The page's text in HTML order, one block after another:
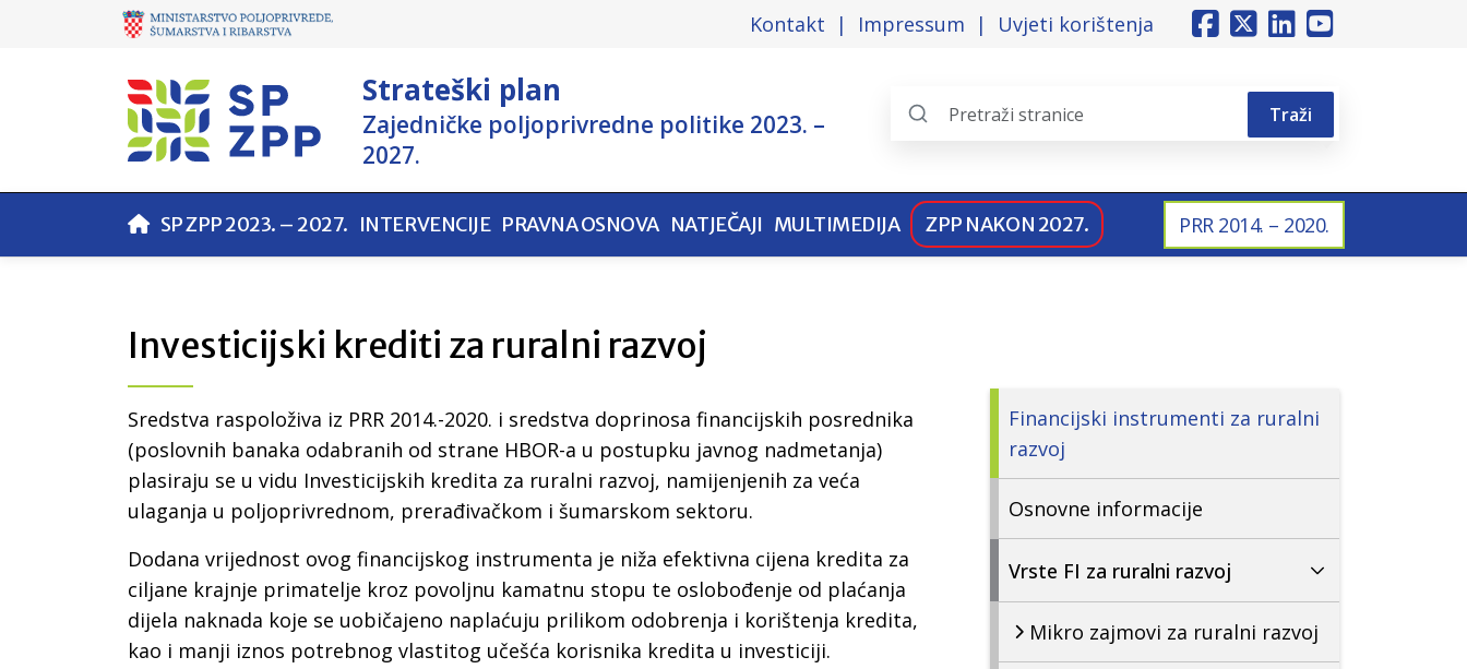
Kontakt Impressum Uvjeti korištenja
Strateški plan
Zajedničke poljoprivredne politike 2023. –
2027.
Search
pages
Traži
SP ZPP 2023. – 2027. INTERVENCIJE PRAVNA OSNOVA NATJEČAJI MULTIMEDIJA ZPP NAKON 2027. PRR 2014. – 2020.
Investicijski krediti za ruralni razvoj
Sredstva raspoloživa iz PRR 2014.-2020. i sredstva doprinosa financijskih posrednika
(poslovnih banaka odabranih od strane HBOR-a u postupku javnog nadmetanja)
plasiraju se u vidu Investicijskih kredita za ruralni razvoj, namijenjenih za veća
ulaganja u poljoprivrednom, prerađivačkom i šumarskom sektoru.
Dodana vrijednost ovog financijskog instrumenta je niža efektivna cijena kredita za
ciljane krajnje primatelje kroz povoljnu kamatnu stopu te oslobođenje od plaćanja
dijela naknada koje se uobičajeno naplaćuju prilikom odobrenja i korištenja kredita,
kao i manji iznos potrebnog vlastitog učešća korisnika kredita u investiciji.
Financijski instrumenti za ruralni
razvoj
Osnovne informacije
Vrste FI za ruralni razvoj
Mikro zajmovi za ruralni razvoj